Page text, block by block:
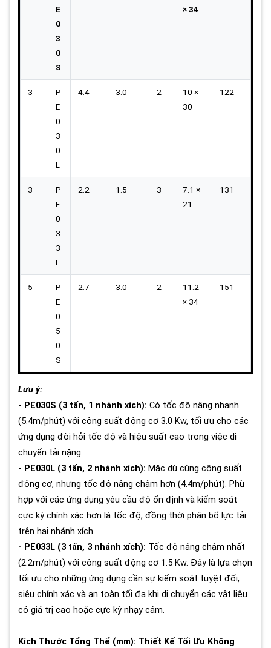
E
0
3
0
S
× 34
3
P
E
0
3
0
L
4.4 3.0 2
10 ×
30
122
3
P
E
0
3
3
L
2.2 1.5 3
7.1 ×
21
131
5
P
E
0
5
0
S
2.7 3.0 2
11.2
× 34
151
Lưu ý:
- PE030S (3 tấn, 1 nhánh xích): Có tốc độ nâng nhanh
(5.4m/phút) với công suất động cơ 3.0 Kw, tối ưu cho các
ứng dụng đòi hỏi tốc độ và hiệu suất cao trong việc di
chuyển tải nặng.
- PE030L (3 tấn, 2 nhánh xích): Mặc dù cùng công suất
động cơ, nhưng tốc độ nâng chậm hơn (4.4m/phút). Phù
hợp với các ứng dụng yêu cầu độ ổn định và kiểm soát
cực kỳ chính xác hơn là tốc độ, đồng thời phân bổ lực tải
trên hai nhánh xích.
- PE033L (3 tấn, 3 nhánh xích): Tốc độ nâng chậm nhất
(2.2m/phút) với công suất động cơ 1.5 Kw. Đây là lựa chọn
tối ưu cho những ứng dụng cần sự kiểm soát tuyệt đối,
siêu chính xác và an toàn tối đa khi di chuyển các vật liệu
có giá trị cao hoặc cực kỳ nhạy cảm.
Kích Thước Tổng Thể (mm): Thiết Kế Tối Ưu Không